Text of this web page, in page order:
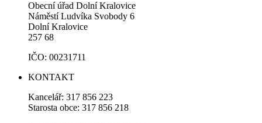
Obecní úřad Dolní Kralovice
Náměstí Ludvíka Svobody 6
Dolní Kralovice
257 68
IČO: 00231711
KONTAKT
Kancelář: 317 856 223
Starosta obce: 317 856 218